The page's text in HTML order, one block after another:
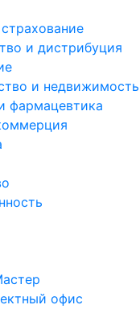
и дистрибуция
и недвижимость
фармацевтика
офис